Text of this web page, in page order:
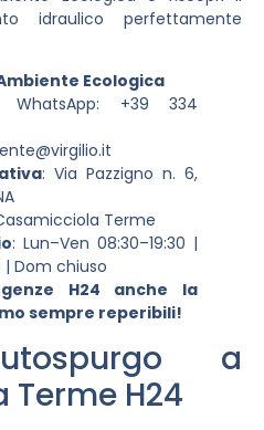
idraulico perfettamente
Ecologica
WhatsApp: +39 334
: Via Pazzigno n. 6,
Terme
: Lun–Ven 08:30–19:30 |
| Dom chiuso
H24 anche la
sempre reperibili!
a
H24